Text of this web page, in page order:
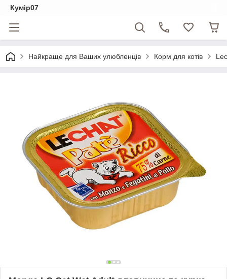
Кумір07
Найкраще для Ваших улюбленців Корм для котів